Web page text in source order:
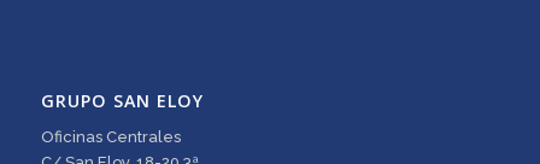
GRUPO SAN ELOY
Oficinas Centrales